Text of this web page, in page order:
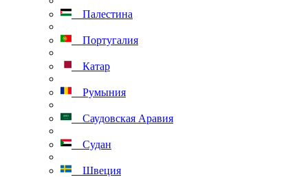
Палестина
Португалия
Катар
Румыния
Саудовская Аравия
Судан
Швеция